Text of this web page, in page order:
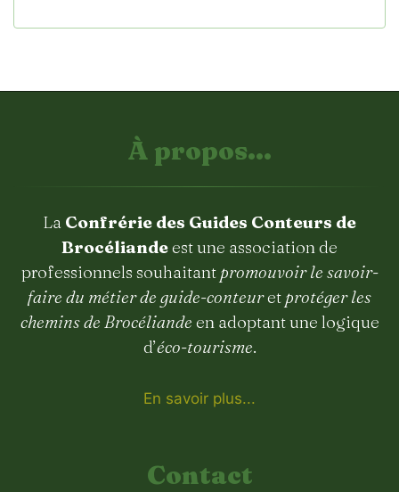
À propos...
La Confrérie des Guides Conteurs de
Brocéliandeest une association de
professionnels souhaitant promouvoir le savoir-
faire du métier de guide-conteuret protéger les
chemins de Brocéliande en adoptant une logique
d’éco-tourisme.
En savoir plus...
Contact